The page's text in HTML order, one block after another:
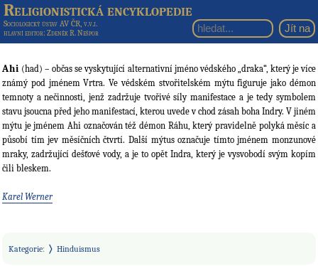
Religionistická encyklopedie
Sociologický ústav AV ČR, v.v.i.
hlavní editor: Zdeněk R. Nešpor
Ahi (had) – občas se vyskytující alternativní jméno védského „draka“, který je více
známý pod jménem Vrtra. Ve védském stvořitelském mýtu figuruje jako démon
temnoty a nečinnosti, jenž zadržuje tvořivé síly manifestace a je tedy symbolem
stavu jsoucna před jeho manifestací, kterou uvede v chod zásah boha Indry. V jiném
mýtu je jménem Ahi označován též démon Ráhu, který pravidelně polyká měsíc a
působí tím jev měsíčních čtvrtí. Další mýtus označuje tímto jménem monzunové
mraky, zadržující dešťové vody, a je to opět Indra, který je vysvobodí svým kopím
čili bleskem.
Karel Werner
Kategorie: Hinduismus